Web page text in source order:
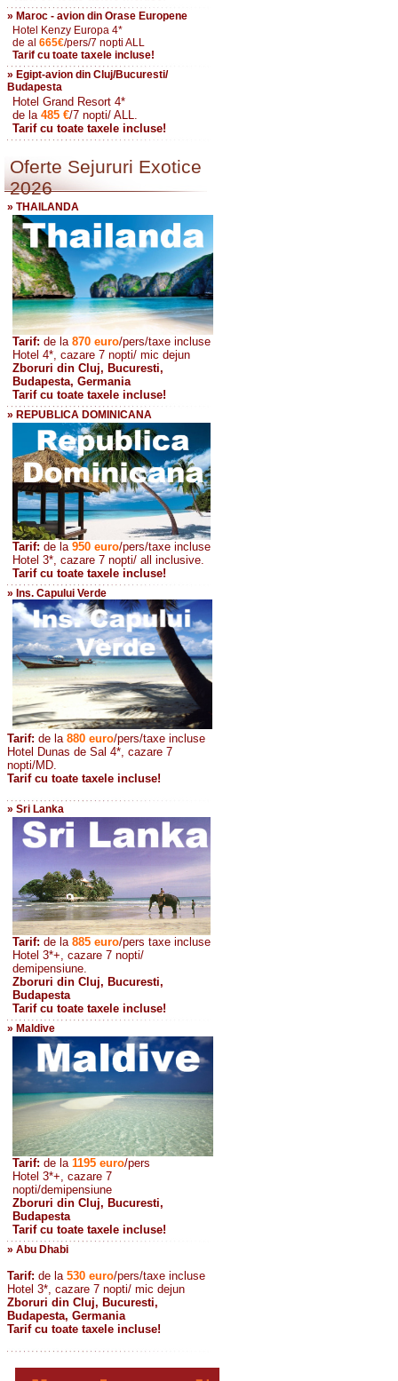
» Maroc - avion din Orase Europene
Hotel Kenzy Europa 4*
de al 665€/pers/7 nopti ALL
Tarif cu toate taxele incluse!
» Egipt-avion din Cluj/Bucuresti/
Budapesta
Hotel Grand Resort 4*
de la485 €/7 nopti/ ALL.
Tarif cu toate taxele incluse!
Oferte Sejururi Exotice
2026
» THAILANDA
Tarif: de la 870 euro/pers/taxe incluse
Hotel 4*, cazare 7 nopti/ mic dejun
Zboruri din Cluj, Bucuresti,
Budapesta, Germania
Tarif cu toate taxele incluse!
» REPUBLICA DOMINICANA
Tarif: de la 950 euro/pers/taxe incluse
Hotel 3*, cazare 7 nopti/ all inclusive.
Tarif cu toate taxele incluse!
» Ins. Capului Verde
Tarif: de la 880 euro/pers/taxe incluse
Hotel Dunas de Sal 4*, cazare 7
nopti/MD.
Tarif cu toate taxele incluse!
» Sri Lanka
Tarif: de la 885 euro/pers taxe incluse
Hotel 3*+, cazare 7 nopti/
demipensiune.
Zboruri din Cluj, Bucuresti,
Budapesta
Tarif cu toate taxele incluse!
» Maldive
Tarif: de la 1195 euro/pers
Hotel 3*+, cazare 7
nopti/demipensiune
Zboruri din Cluj, Bucuresti,
Budapesta
Tarif cu toate taxele incluse!
» Abu Dhabi
Tarif: de la 530 euro/pers/taxe incluse
Hotel 3*, cazare 7 nopti/ mic dejun
Zboruri din Cluj, Bucuresti,
Budapesta, Germania
Tarif cu toate taxele incluse!